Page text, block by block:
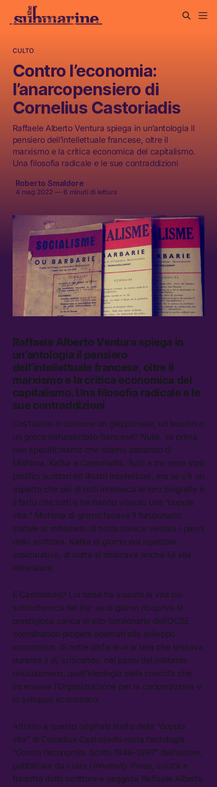
CULTO
Contro l’economia:
l’anarcopensiero di
Cornelius Castoriadis
Raffaele Alberto Ventura spiega in un’antologia il
pensiero dell’intellettuale francese, oltre il
marxismo e la critica economica del capitalismo.
Una filosofia radicale e le sue contraddizioni
Roberto Smaldore
4 mag 2022 —6 minuti di lettura
Raffaele Alberto Ventura spiega in
un’antologia il pensiero
dell’intellettuale francese, oltre il
marxismo e la critica economica del
capitalismo. Una filosofia radicale e le
sue contraddizioni
Cos’hanno in comune un giapponese, un boemo e
un greco naturalizzato francese? Nulla, se prima
non specifichiamo che stiamo parlando di
Mishima, Kafka e Castoriadis. Tutti e tre sono stati
prolifici scrittori ed illustri intellettuali, ma se c’è un
aspetto che più di tutti interseca le loro biografie è
il fatto che tutti e tre hanno vissuto una “doppia
vita.” Mishima di giorno faceva il funzionario
statale al ministero, di notte invece vestiva i panni
dello scrittore. Kafka di giorno era ispettore
assicurativo, di notte si dedicava anche lui alla
letteratura.
E Castoriadis? Lui forse ha vissuto la vita più
schizofrenica dei tre: se di giorno ricopriva la
prestigiosa carica di alto funzionario dell’OCSE
coordinando progetti orientati allo sviluppo
economico, di notte disfaceva la tela che tesseva
durante il dì, criticando, nei panni del militante
rivoluzionario, quell’ideologia della crescita che
incensava l’Organizzazione per la cooperazione e
lo sviluppo economico.
Attorno a questo originale tratto della “doppia
vita” di Cornelius Castoriadis ruota l’antologia
“Contro l’economia. Scritti 1949-1997” dell’autore,
pubblicata da Luiss University Press, curata e
tradotta dallo scrittore e saggista Raffaele Alberto